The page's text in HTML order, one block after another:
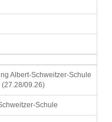
Albert-Schweitzer-Schule
09.26)
Schule